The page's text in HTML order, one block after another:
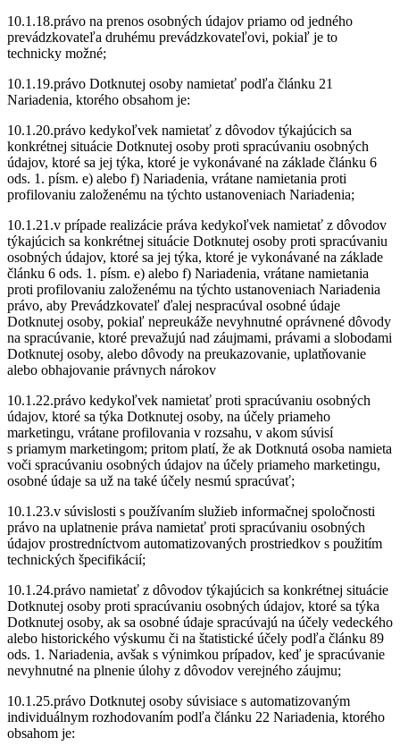
10.1.18.právo na prenos osobných údajov priamo od jedného
prevádzkovateľa druhému prevádzkovateľovi, pokiaľ je to
technicky možné;
10.1.19.právo Dotknutej osoby namietať podľa článku 21
Nariadenia, ktorého obsahom je:
10.1.20.právo kedykoľvek namietať z dôvodov týkajúcich sa
konkrétnej situácie Dotknutej osoby proti spracúvaniu osobných
údajov, ktoré sa jej týka, ktoré je vykonávané na základe článku 6
ods. 1. písm. e) alebo f) Nariadenia, vrátane namietania proti
profilovaniu založenému na týchto ustanoveniach Nariadenia;
10.1.21.v prípade realizácie práva kedykoľvek namietať z dôvodov
týkajúcich sa konkrétnej situácie Dotknutej osoby proti spracúvaniu
osobných údajov, ktoré sa jej týka, ktoré je vykonávané na základe
článku 6 ods. 1. písm. e) alebo f) Nariadenia, vrátane namietania
proti profilovaniu založenému na týchto ustanoveniach Nariadenia
právo, aby Prevádzkovateľ ďalej nespracúval osobné údaje
Dotknutej osoby, pokiaľ nepreukáže nevyhnutné oprávnené dôvody
na spracúvanie, ktoré prevažujú nad záujmami, právami a slobodami
Dotknutej osoby, alebo dôvody na preukazovanie, uplatňovanie
alebo obhajovanie právnych nárokov
10.1.22.právo kedykoľvek namietať proti spracúvaniu osobných
údajov, ktoré sa týka Dotknutej osoby, na účely priameho
marketingu, vrátane profilovania v rozsahu, v akom súvisí
s priamym marketingom; pritom platí, že ak Dotknutá osoba namieta
voči spracúvaniu osobných údajov na účely priameho marketingu,
osobné údaje sa už na také účely nesmú spracúvať;
10.1.23.v súvislosti s používaním služieb informačnej spoločnosti
právo na uplatnenie práva namietať proti spracúvaniu osobných
údajov prostredníctvom automatizovaných prostriedkov s použitím
technických špecifikácií;
10.1.24.právo namietať z dôvodov týkajúcich sa konkrétnej situácie
Dotknutej osoby proti spracúvaniu osobných údajov, ktoré sa týka
Dotknutej osoby, ak sa osobné údaje spracúvajú na účely vedeckého
alebo historického výskumu či na štatistické účely podľa článku 89
ods. 1. Nariadenia, avšak s výnimkou prípadov, keď je spracúvanie
nevyhnutné na plnenie úlohy z dôvodov verejného záujmu;
10.1.25.právo Dotknutej osoby súvisiace s automatizovaným
individuálnym rozhodovaním podľa článku 22 Nariadenia, ktorého
obsahom je: